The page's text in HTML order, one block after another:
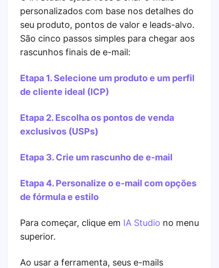
personalizados com base nos detalhes do
seu produto, pontos de valor e leads-alvo.
São cinco passos simples para chegar aos
rascunhos finais de e-mail:
Etapa 1. Selecione um produto e um perfil
de cliente ideal (ICP)
Etapa 2. Escolha os pontos de venda
exclusivos (USPs)
Etapa 3. Crie um rascunho de e-mail
Etapa 4. Personalize o e-mail com opções
de fórmula e estilo
Para começar, clique em IA Studio no menu
superior.
Ao usar a ferramenta, seus e-mails